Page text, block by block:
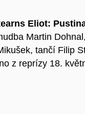
Eliot:
Martin
tančí Filip
z reprízy 18.